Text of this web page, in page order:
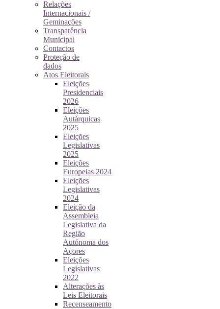
Relações
Internacionais /
Geminações
Transparência
Municipal
Contactos
Proteção de
dados
Atos Eleitorais
Eleições
Presidenciais
2026
Eleições
Autárquicas
2025
Eleições
Legislativas
2025
Eleições
Europeias 2024
Eleições
Legislativas
2024
Eleição da
Assembleia
Legislativa da
Região
Autónoma dos
Açores
Eleições
Legislativas
2022
Alterações às
Leis Eleitorais
Recenseamento